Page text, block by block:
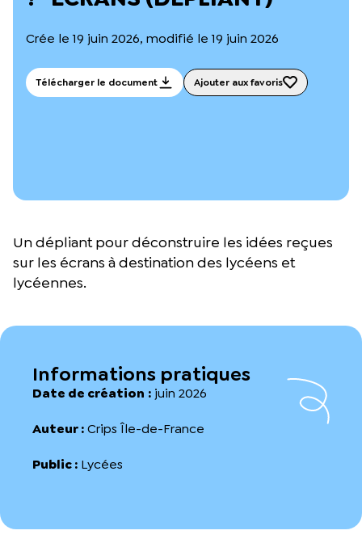
Podcast 🎙️
L’équipe du Crips
Rapports d’activité et financiers
Projets réalisés avec nos partenaires
Crée le 19 juin 2026, modifié le 19 juin 2026
Télécharger le document Ajouter aux favoris
Un dépliant pour déconstruire les idées reçues
sur les écrans à destination des lycéens et
lycéennes.
Informations pratiques
Date de création : juin 2026
Auteur :Crips Île-de-France
Public : Lycées